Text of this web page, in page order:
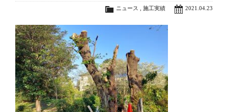
2021.04.23
ニュース 施工実績